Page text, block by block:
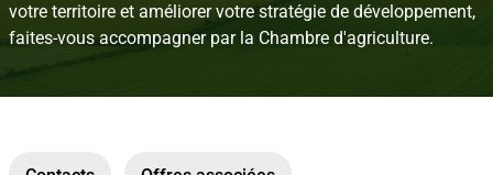
votre territoire et améliorer votre stratégie de développement,
faites-vous accompagner par la Chambre d'agriculture.